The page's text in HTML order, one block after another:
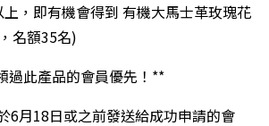
，即有機會得到 有機大馬士革玫瑰花
名額35名)
過此產品的會員優先！**
6月18日或之前發送給成功申請的會